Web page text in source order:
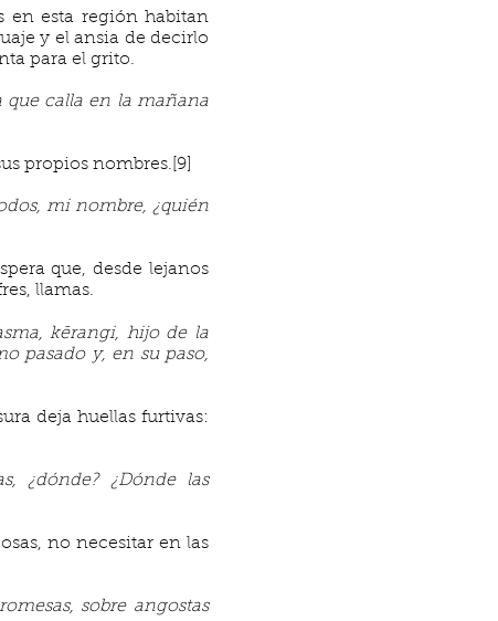
en esta región habitan
y el ansia de decirlo
para el grito.
que calla en la mañana
propios nombres.[9]
mi nombre, ¿quién
que, desde lejanos
llamas.
kērangi, hijo de la
pasado y, en su paso,
deja huellas furtivas:
¿dónde? ¿Dónde las
no necesitar en las
sobre angostas